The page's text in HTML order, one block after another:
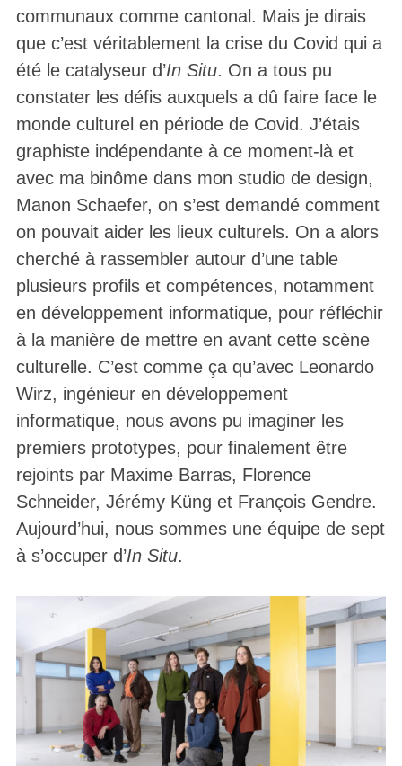
communaux comme cantonal. Mais je dirais
que c’est véritablement la crise du Covid qui a
été le catalyseur d’In Situ. On a tous pu
constater les défis auxquels a dû faire face le
monde culturel en période de Covid. J’étais
graphiste indépendante à ce moment-là et
avec ma binôme dans mon studio de design,
Manon Schaefer, on s’est demandé comment
on pouvait aider les lieux culturels. On a alors
cherché à rassembler autour d’une table
plusieurs profils et compétences, notamment
en développement informatique, pour réfléchir
à la manière de mettre en avant cette scène
culturelle. C’est comme ça qu’avec Leonardo
Wirz, ingénieur en développement
informatique, nous avons pu imaginer les
premiers prototypes, pour finalement être
rejoints par Maxime Barras, Florence
Schneider, Jérémy Küng et François Gendre.
Aujourd’hui, nous sommes une équipe de sept
à s’occuper d’In Situ.